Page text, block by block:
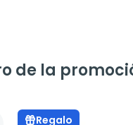
de la
Regalo